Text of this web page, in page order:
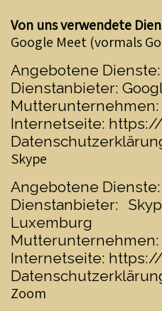
Von uns verwendete
Google Meet (vormals
Angebotene
Dienstanbieter:
Mutterunternehmen:
Internetseite:
Skype
Angebotene
Dienstanbieter:
Luxemburg
Mutterunternehmen:
Internetseite:
Zoom